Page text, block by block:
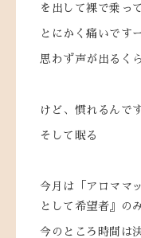
を出して裸で乗っ
とにかく痛いです
思わず声が出るく
けど、慣れるんで
そして眠る
今月は「アロママ
として希望者』の
今のところ時間は